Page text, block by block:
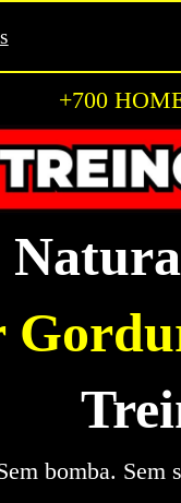
+700
bomba. Sem